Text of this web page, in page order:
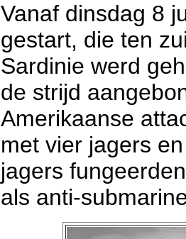
Vanaf dinsdag 8
gestart, die ten
Sardinie werd
de strijd
Amerikaanse
met vier jagers
jagers
als anti-